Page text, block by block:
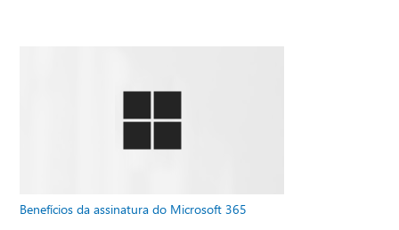
Benefícios da assinatura do Microsoft 365